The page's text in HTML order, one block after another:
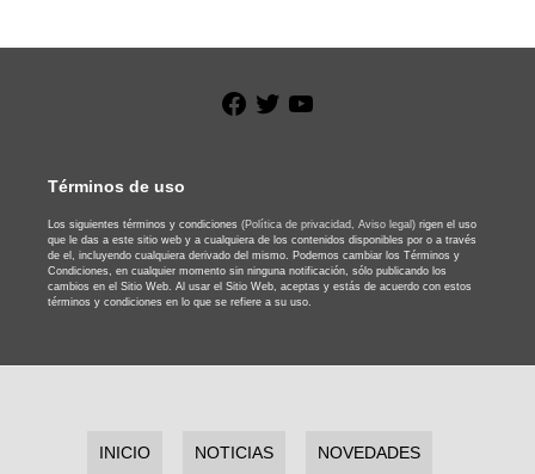
Facebook
Twitter
Términos de uso
Los siguientes términos y condiciones (Política de privacidad, Aviso legal) rigen el uso
que le das a este sitio web y a cualquiera de los contenidos disponibles por o a través
de el, incluyendo cualquiera derivado del mismo. Podemos cambiar los Términos y
Condiciones, en cualquier momento sin ninguna notificación, sólo publicando los
cambios en el Sitio Web. Al usar el Sitio Web, aceptas y estás de acuerdo con estos
términos y condiciones en lo que se refiere a su uso.
INICIO NOTICIAS NOVEDADES